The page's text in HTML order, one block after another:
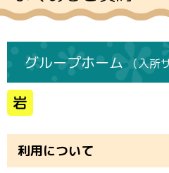
グループホーム（入所
利用について